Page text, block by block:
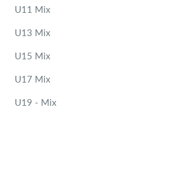
U11 Mix
U13 Mix
U15 Mix
U17 Mix
U19 - Mix